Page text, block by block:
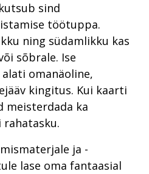
sind
töötuppa.
ning südamlikku kas
sõbrale. Ise
omanäoline,
kingitus. Kui kaarti
meisterdada ka
rahatasku.
ja -
lase oma fantaasial